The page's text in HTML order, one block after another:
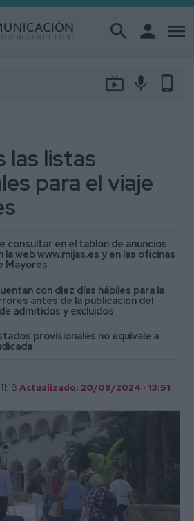
search person menu
live_tv mic phone_android
las listas
para el viaje
consultar en el tablón de anuncios
web www.mijas.es y en las oficinas
Mayores
con diez días hábiles para la
antes de la publicación del
admitidos y excluidos
provisionales no equivale a
11:18 Actualizado: 20/09/2024 · 13:51